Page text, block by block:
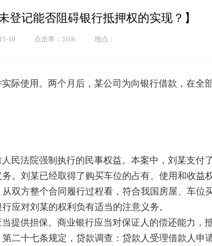
登记能否阻碍银行抵押权的实现？】
10 点击率：3166 地点：
际使用。两个月后，某公司为向银行借款，在全
民法院强制执行的民事权益。本案中，刘某支付
。刘某已经取得了购买车位的占有、使用和收益
双方整个合同履行过程看，符合我国房屋、车位
应对刘某的权利负有适当的注意义务。
提供担保。商业银行应当对保证人的偿还能力，
二十七条规定，贷款调查：贷款人受理借款人申